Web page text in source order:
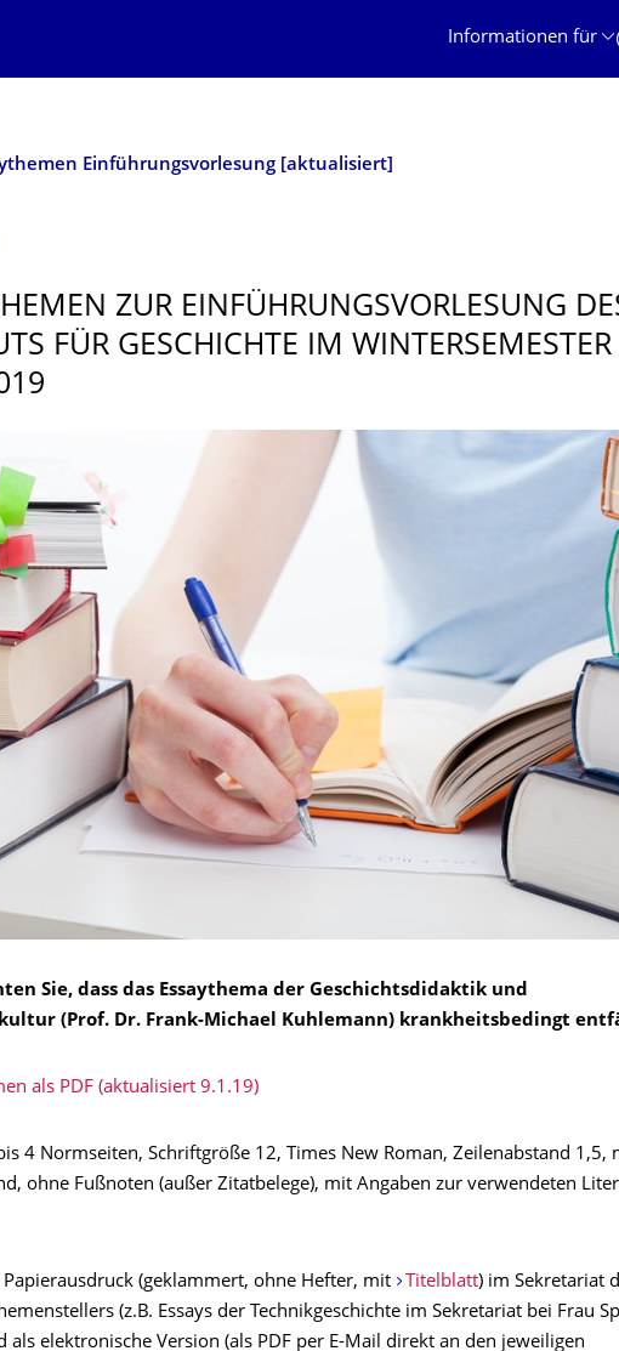
Informationen für
Einführungsvorlesung [aktualisiert]
ZUR EINFÜHRUNGSVOR­LE­SUNG
FÜR GESCHICHTE IM WINTERSEMESTER
Sie, dass das Essaythema der Geschichtsdidaktik und
(Prof. Dr. Frank-Michael Kuhlemann) krankheitsbedingt
als PDF (aktualisiert 9.1.19)
4 Normseiten, Schriftgröße 12, Times New Roman, Zeilenabstand 1,5,
ohne Fußnoten (außer Zitatbelege), mit Angaben zur verwendeten
Papierausdruck (geklammert, ohne Hefter, mit Titelblatt) im Sekretariat
(z.B. Essays der Technikgeschichte im Sekretariat bei Frau
als elektronische Version (als PDF per E-Mail direkt an den jeweiligen